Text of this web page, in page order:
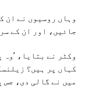
وہاں روسیوں نے ان
جائیں، اور ان کے
وکٹر نے بتایا،
کہاں پر ہیں؟
میں نے گالی دی، جس